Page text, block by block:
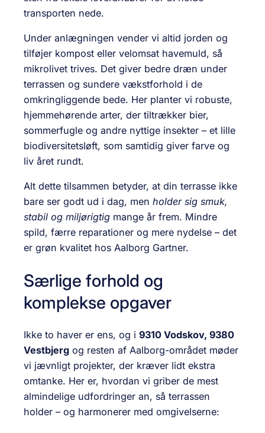
transporten nede.
Under anlægningen vender vi altid jorden og
tilføjer kompost eller velomsat have­muld, så
mikro­livet trives. Det giver bedre dræn under
terrassen og sundere vækstforhold i de
omkring­liggende bede. Her planter vi robuste,
hjemme­hørende arter, der tiltrækker bier,
sommerfugle og andre nyttige insekter – et lille
biodiversitets­løft, som samtidig giver farve og
liv året rundt.
Alt dette tilsammen betyder, at din terrasse ikke
bare ser godt ud i dag, men holder sig smuk,
stabil og miljø­rigtig mange år frem. Mindre
spild, færre reparationer og mere nydelse – det
er grøn kvalitet hos Aalborg Gartner.
Særlige forhold og
komplekse opgaver
Ikke to haver er ens, og i 9310 Vodskov, 9380
Vestbjerg og resten af Aalborg-området møder
vi jævnligt projekter, der kræver lidt ekstra
omtanke. Her er, hvordan vi griber de mest
almindelige udfordringer an, så terrassen
holder – og harmonerer med omgivelserne: